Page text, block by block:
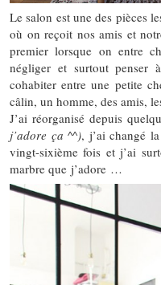
Le salon est une des pièces
où on reçoit nos amis et
premier lorsque on entre
négliger et surtout penser
cohabiter entre une petite
câlin, un homme, des amis,
J’ai réorganisé depuis
j’adore ça ^^), j’ai changé
vingt-sixième fois et j’ai
marbre que j’adore …